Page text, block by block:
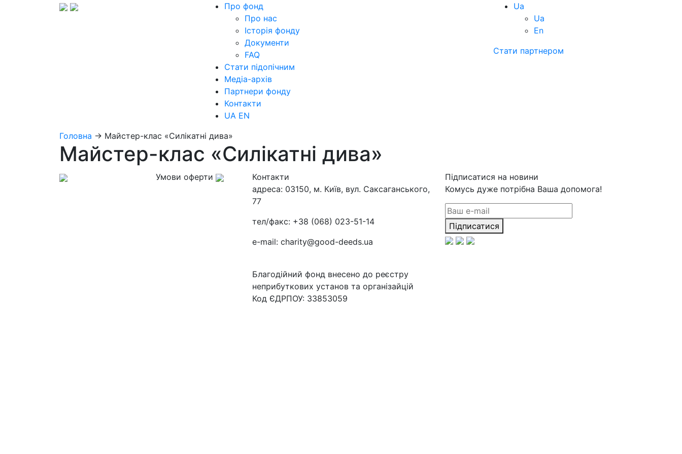
Про фонд
Про нас
Історія фонду
Документи
FAQ
Стати підопічним
Медіа-архів
Партнери фонду
Контакти
UA EN
Ua
Ua
En
Стати партнером
Головна → Майстер-клас «Силікатні дива»
Майстер-клас «Силікатні дива»
Умови оферти
Контакти
адреса: 03150, м. Київ, вул. Саксаганського,
77
тел/факс: +38 (068) 023-51-14
e-mail: charity@good-deeds.ua
Благодійний фонд внесено до реєстру
неприбуткових установ та організайцій
Код ЄДРПОУ: 33853059
Підписатися на новини
Комусь дуже потрібна Ваша допомога!
Підписатися